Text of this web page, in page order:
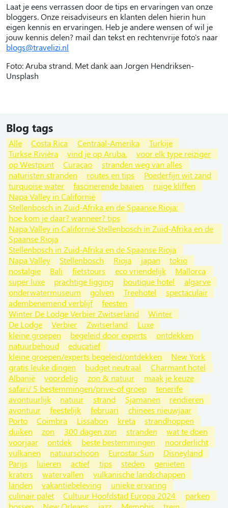
Laat je eens verrassen door de tips en ervaringen van onze
bloggers. Onze reisadviseurs en klanten delen hierin hun
eigen kennis en ervaringen. Heb je andere wensen of wil je
jouw kennis delen? mail dan tekst en rechtenvrije foto's naar
blogs@travelizi.nl
Foto: Aruba strand. Met dank aan Jorgen Hendriksen-
Unsplash
Blog tags
Alle Costa Rica Centraal-Amerika
Turkije
Turkse Rivièra
vind je op Aruba.
voor elk type reiziger
op Westpunt
Curaçao
stranden weg van alles
naturisten stranden
routes en tips
Poederfijn wit zand
turquoise water
fascinerende baaien
ruige kliffen
Napa Valley in Californië
Stellenbosch in Zuid-Afrika en de Spaanse Rioja:
hoe kom je daar? wanneer? tips
Napa Valley in Californië Stellenbosch in Zuid-Afrika en de
Spaanse Rioja
Stellenbosch in Zuid-Afrika en de Spaanse Rioja
Napa Valley
Stellenbosch Rioja japan
tokio
nostalgie
Bali fietstours eco vriendelijk
Mallorca
super luxe
prachtige ligging boutique hotel
algarve
onderwatermuseum
golven Treehotel
spectaculair
adembenemend verblijf
feesten
Winter De Lodge Verbier Zwitserland
Winter
De Lodge
Verbier Zwitserland
Luxe
kleine groepen
begeleid door experts
ontdekken
natuurbehoud
educatief
kleine groepen/experts begeleid/ontdekken
New York
gratis leuke dingen
budget neutraal
Charmant hotel
Albanië
voordelig zon & natuur
maak je keuze
safari/ 5 bestemmingen/prive-of groep
tenerife
avontuurlijk
natuur strand Sjamanen
rendieren
avontuur
feestelijk februari
chinees nieuwjaar
Porto
Coimbra Lissabon kreta
strandhoppen
duiken
zon 300 dagen zon stranden
wat te doen
voorjaar
ontdek beste bestemmingen
noorderlicht
vulkanen
natuurschoon Eurostar Sun
Disneyland
Parijs
luieren actief tips steden
genieten
kraters
watervallen
vulkanische landschappen
landen
vakantiebeleving
unieke ervaring
culinair palet
Cultuur Hoofdstad Europa 2024
parken